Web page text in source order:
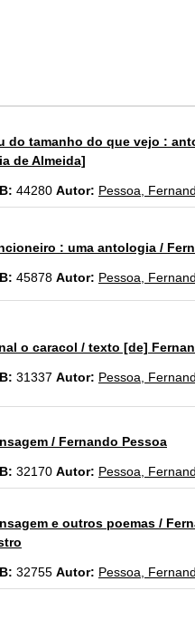
do tamanho do que vejo :
de Almeida]
44280 Autor: Pessoa,
: uma antologia /
45878 Autor: Pessoa,
o caracol / texto [de]
31337 Autor: Pessoa,
/ Fernando Pessoa
32170 Autor: Pessoa,
e outros poemas /
32755 Autor: Pessoa,